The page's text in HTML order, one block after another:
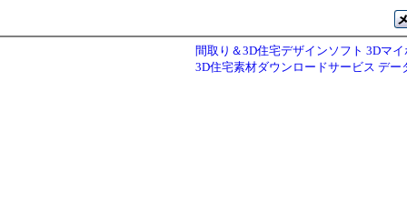
間取り＆3D住宅デザインソフト 3Dマ
3D住宅素材ダウンロードサービス デー